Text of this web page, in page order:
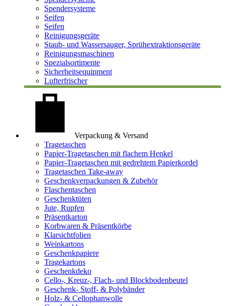
Spendersysteme
Seifen
Seifen
Reinigungsgeräte
Staub- und Wassersauger, Sprühextraktionsgeräte
Reinigungsmaschinen
Spezialsortimente
Sicherheitsequipment
Lufterfrischer
Verpackung & Versand
Tragetaschen
Papier-Tragetaschen mit flachem Henkel
Papier-Tragetaschen mit gedrehtem Papierkordel
Tragetaschen Take-away
Geschenkverpackungen & Zubehör
Flaschentaschen
Geschenktüten
Jute, Rupfen
Präsentkarton
Korbwaren & Präsentkörbe
Klarsichtfolien
Weinkartons
Geschenkpapiere
Tragekartons
Geschenkdeko
Cello-, Kreuz-, Flach- und Blockbodenbeutel
Geschenk- Stoff- & Polybänder
Holz- & Cellophanwolle